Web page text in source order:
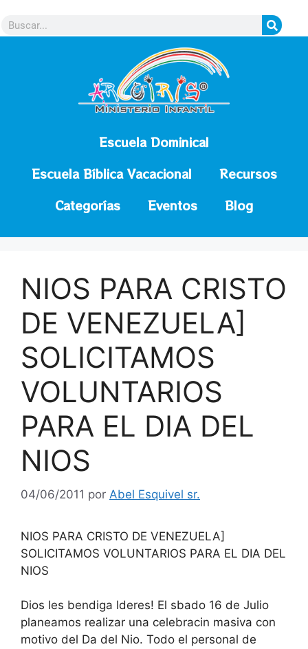
Escuela Dominical
Escuela Bíblica Vacacional
Recursos
Categorías
Eventos Blog
NIOS PARA CRISTO
DE VENEZUELA]
SOLICITAMOS
VOLUNTARIOS
PARA EL DIA DEL
NIOS
04/06/2011 por Abel Esquivel sr.
NIOS PARA CRISTO DE VENEZUELA]
SOLICITAMOS VOLUNTARIOS PARA EL DIA DEL
NIOS
Dios les bendiga lderes! El sbado 16 de Julio
planeamos realizar una celebracin masiva con
motivo del Da del Nio. Todo el personal de